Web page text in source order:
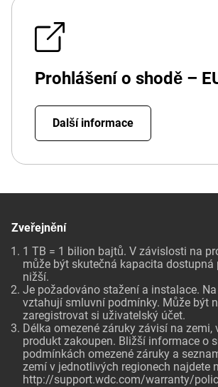
Prohlášení o shodě –
Další informace
Zveřejnění
1 TB = 1 bilion bajtů. V závislosti na
může být skutečná kapacita dostupná
nižší.
Je požadováno stažení a instalace.
vztahují smluvní podmínky. Může být
zaregistrovat si uživatelský účet.
Délka omezené záruky závisí na zemi,
produkt zakoupen. Bližší informace o
podmínkách omezené záruky a
zemí v jednotlivých regionech najdete
http://support.wdc.com/warranty/